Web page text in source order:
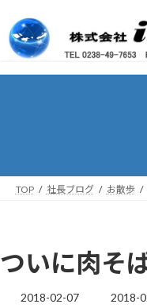
TOP 社長ブログ お散歩
ついに肉そ
2018-02-07
最
2018-